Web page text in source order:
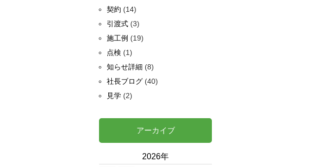
契約 (14)
引渡式 (3)
施工例 (19)
点検 (1)
知らせ詳細 (8)
社長ブログ (40)
見学 (2)
アーカイブ
2026年